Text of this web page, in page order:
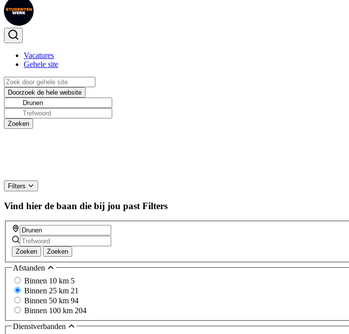
Vacatures
Gehele site
Filters
Vind hier de baan die bij jou past Filters
Zoeken Zoeken
Afstanden
Binnen 10 km 5
Binnen 25 km 21
Binnen 50 km 94
Binnen 100 km 204
Dienstverbanden